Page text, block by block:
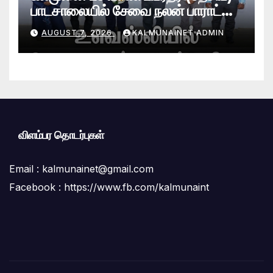
பாடசாலையில் சேவை நலன் பாராட்டு
விழா சிறப்பாக நடைபெற்றது
AUGUST 7, 2026 KALMUNAINET ADMIN
விளம்பர தொடர்புகள்
Email : kalmunainet@gmail.com
Facebook : https://www.fb.com/kalmunaint